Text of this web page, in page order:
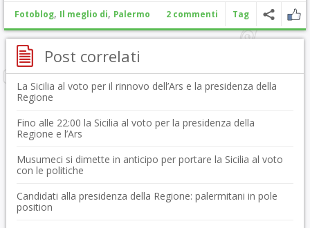
Fotoblog, Il meglio di, Palermo 2 commenti Tag
Post correlati
La Sicilia al voto per il rinnovo dell’Ars e la presidenza della
Regione
Fino alle 22:00 la Sicilia al voto per la presidenza della
Regione e l’Ars
Musumeci si dimette in anticipo per portare la Sicilia al voto
con le politiche
Candidati alla presidenza della Regione: palermitani in pole
position